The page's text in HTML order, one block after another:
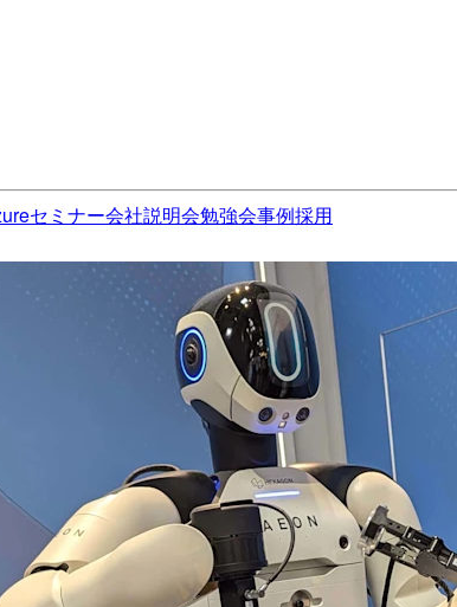
セミナー会社説明会勉強会事例採用